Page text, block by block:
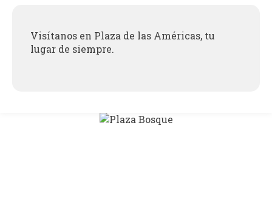
Visítanos en Plaza de las Américas, tu
lugar de siempre.